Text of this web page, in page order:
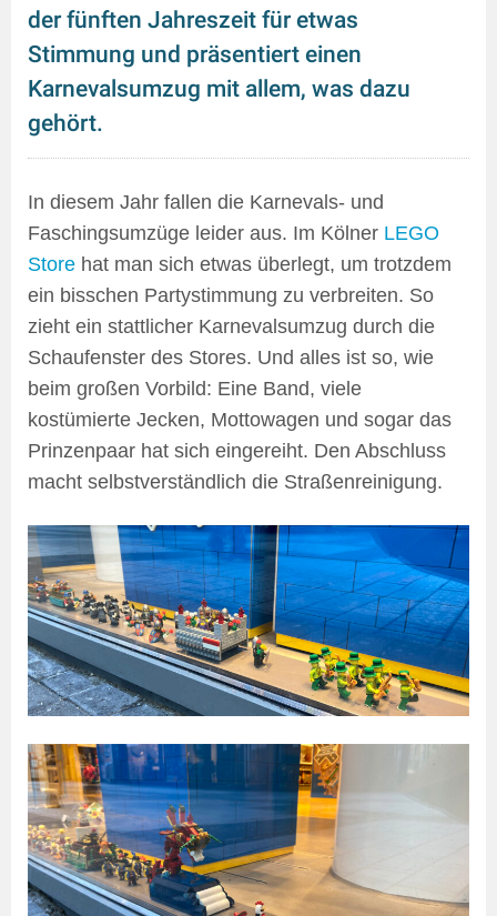
der fünften Jahreszeit für etwas
Stimmung und präsentiert einen
Karnevalsumzug mit allem, was dazu
gehört.
In diesem Jahr fallen die Karnevals- und
Faschingsumzüge leider aus. Im Kölner LEGO
Store hat man sich etwas überlegt, um trotzdem
ein bisschen Partystimmung zu verbreiten. So
zieht ein stattlicher Karnevalsumzug durch die
Schaufenster des Stores. Und alles ist so, wie
beim großen Vorbild: Eine Band, viele
kostümierte Jecken, Mottowagen und sogar das
Prinzenpaar hat sich eingereiht. Den Abschluss
macht selbstverständlich die Straßenreinigung.